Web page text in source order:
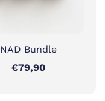
NAD Bundle
€79,90